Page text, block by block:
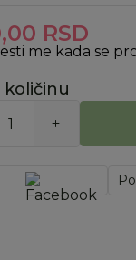
RSD
me kada se
količinu